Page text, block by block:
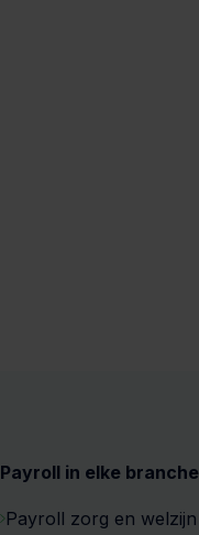
Payroll in elke branche
Payroll zorg en welzijn